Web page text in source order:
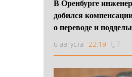
В Оренбурге
добился
о переводе и
6 августа 22:19